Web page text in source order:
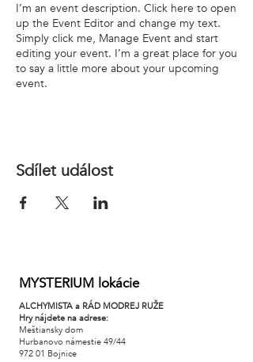
I’m an event description. Click here to open
up the Event Editor and change my text.
Simply click me, Manage Event and start
editing your event. I’m a great place for you
to say a little more about your upcoming
event.
Sdílet událost
MYSTERIUM lokácie
ALCHYMISTA a RÁD MODREJ RUŽE
Hry nájdete na adrese:
Meštiansky dom
Hurbanovo námestie 49/44
972 01 Bojnice